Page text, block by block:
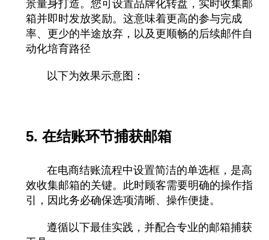
景量身打造。您可设置品牌化转盘，实时收集邮
箱并即时发放奖励。这意味着更高的参与完成
率、更少的半途放弃，以及更顺畅的后续邮件自
动化培育路径
以下为效果示意图：
5. 在结账环节捕获邮箱
在电商结账流程中设置简洁的单选框，是高
效收集邮箱的关键。此时顾客需要明确的操作指
引，因此务必确保选项清晰、操作便捷。
遵循以下最佳实践，并配合专业的邮箱捕获